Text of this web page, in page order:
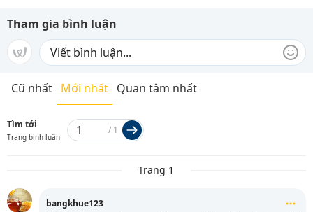
Tham gia bình luận
Cũ nhất Mới nhất Quan tâm nhất
Tìm tới
Trang bình luận
/ 1
Trang 1
bangkhue123